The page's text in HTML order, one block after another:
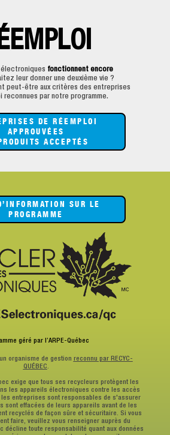
fonctionnent encore
leur donner une deuxième vie ?
peut-être aux critères des entreprises
reconnues par notre programme.
DE RÉEMPLOI
APPROUVÉES
ACCEPTÉS
SUR LE
PROGRAMME
géré par l’ARPE-Québec
un organisme de gestion reconnu par RECYC-
QUÉBEC
exige que tous ses recycleurs protègent les
les appareils électroniques contre les accès
entreprises sont responsables de s'assurer
sont effacées de leurs appareils avant de les
recyclés de façon sûre et sécuritaire. Si vous
faire, veuillez vous renseigner auprès du
décline toute responsabilité quant aux données